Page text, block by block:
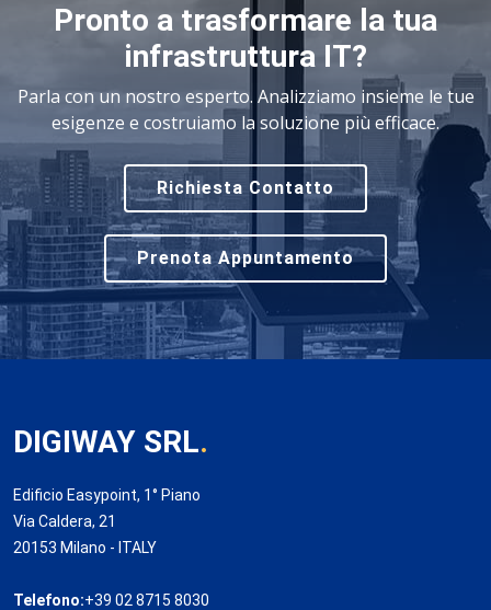
Pronto a trasformare la tua
infrastruttura IT?
Parla con un nostro esperto. Analizziamo insieme le tue
esigenze e costruiamo la soluzione più efficace.
Richiesta Contatto
Prenota Appuntamento
DIGIWAY SRL.
Edificio Easypoint, 1° Piano
Via Caldera, 21
20153 Milano - ITALY
Telefono:+39 02 8715 8030